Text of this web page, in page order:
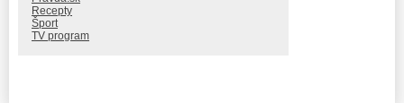
Recepty
Šport
TV program